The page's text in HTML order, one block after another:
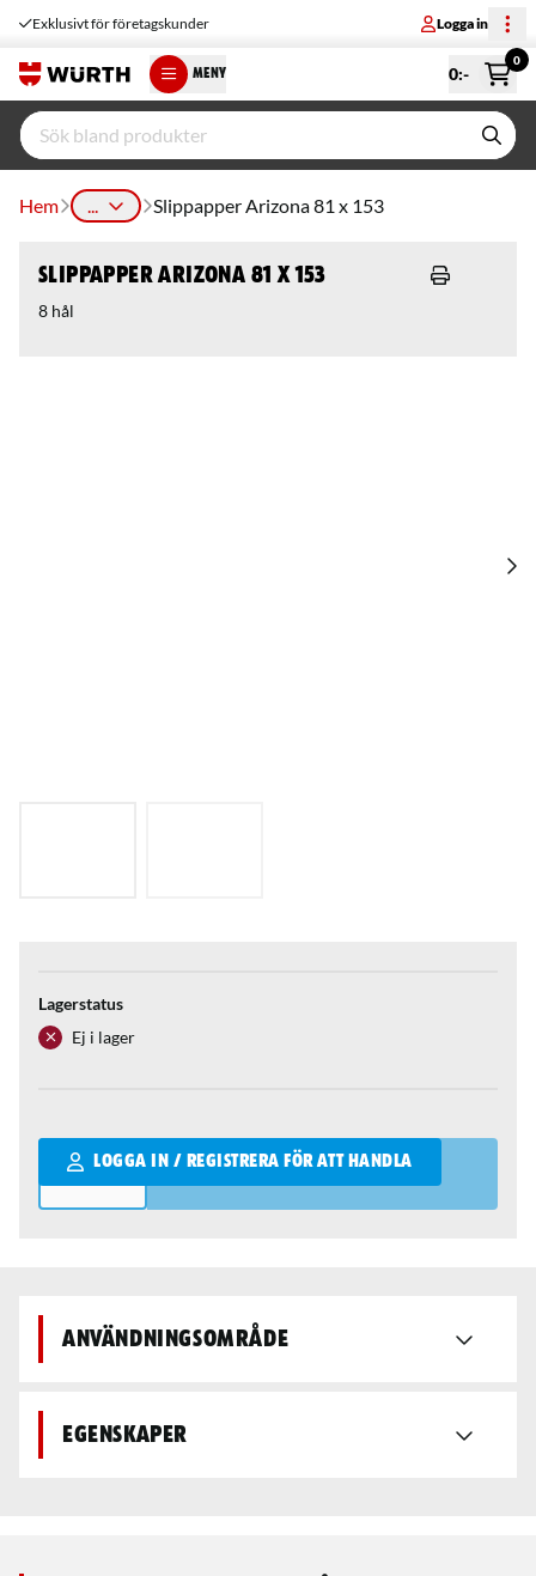
Exklusivt för företagskunder Logga in
MENY 0:-
0
Hem ... Slippapper Arizona 81 x 153
Slippapper Arizona 81 x 153
8 hål
Lagerstatus
Ej i lager
LOGGA IN / REGISTRERA FÖR ATT HANDLA
Qantity
Användningsområde
Egenskaper